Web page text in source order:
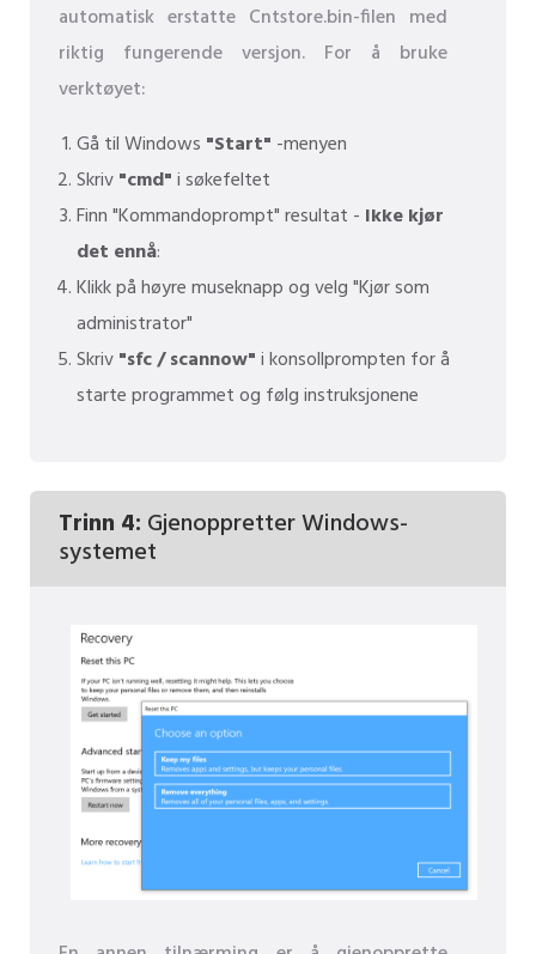
automatisk erstatte Cntstore.bin-filen med
riktig fungerende versjon. For å bruke
verktøyet:
Gå til Windows "Start" -menyen
Skriv"cmd"i søkefeltet
Finn "Kommandoprompt" resultat - Ikke kjør
det ennå:
Klikk på høyre museknapp og velg "Kjør som
administrator"
Skriv"sfc / scannow"i konsollprompten for å
starte programmet og følg instruksjonene
Trinn 4: Gjenoppretter Windows-
systemet